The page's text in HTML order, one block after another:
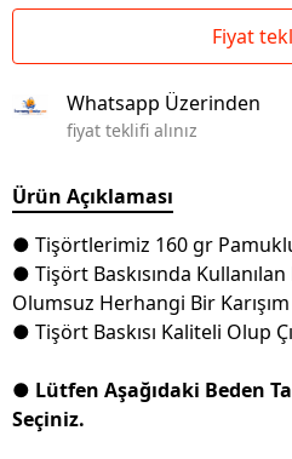
Fiyat
Whatsapp Üzerinden
fiyat teklifi alınız
Ürün Açıklaması
● Tişörtlerimiz 160 gr
● Tişört Baskısında Kullanılan
Olumsuz Herhangi Bir
● Tişört Baskısı Kaliteli Olup
● Lütfen Aşağıdaki Beden
Seçiniz.